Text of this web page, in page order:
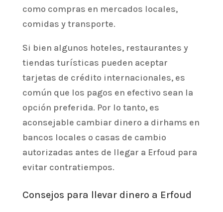
como compras en mercados locales,
comidas y transporte.
Si bien algunos hoteles, restaurantes y
tiendas turísticas pueden aceptar
tarjetas de crédito internacionales, es
común que los pagos en efectivo sean la
opción preferida. Por lo tanto, es
aconsejable cambiar dinero a dirhams en
bancos locales o casas de cambio
autorizadas antes de llegar a Erfoud para
evitar contratiempos.
Consejos para llevar dinero a Erfoud